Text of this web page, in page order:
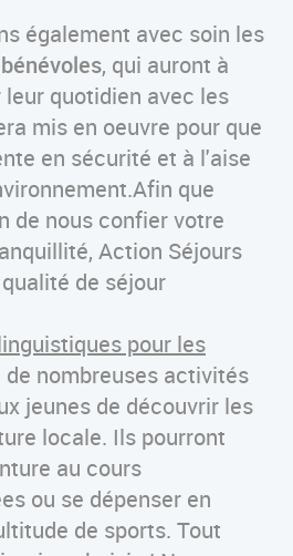
également avec soin les
, qui auront à
quotidien avec les
mis en oeuvre pour que
en sécurité et à l'aise
que
de nous confier votre
Action Séjours
de séjour
pour les
nombreuses activités
jeunes de découvrir les
locale. Ils pourront
au cours
ou se dépenser en
de sports. Tout